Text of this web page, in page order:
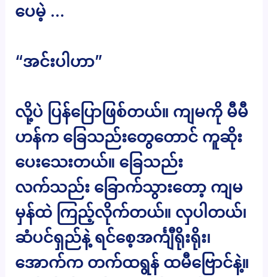
ပေမဲ့ …
“အင်းပါဟာ”
လို့ပဲ ပြန်ပြောဖြစ်တယ်။ ကျမကို မီမီ
ဟန်က ခြေသည်းတွေတောင် ကူဆိုး
ပေးသေးတယ်။ ခြေသည်း
လက်သည်း ခြောက်သွားတော့ ကျမ
မှန်ထဲ ကြည့်လိုက်တယ်။ လှပါတယ်၊
ဆံပင်ရှည်နဲ့ ရင်စေ့အင်္ကျီရိုးရိုး၊
အောက်က တက်ထရွန် ထမီဗြောင်နဲ့။